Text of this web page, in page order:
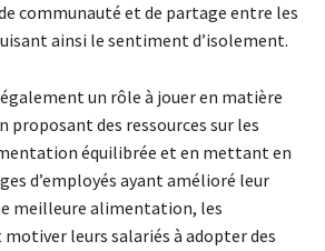
communauté et de partage entre les
ainsi le sentiment d’isolement.
un rôle à jouer en matière
proposant des ressources sur les
équilibrée et en mettant en
d’employés ayant amélioré leur
meilleure alimentation, les
leurs salariés à adopter des